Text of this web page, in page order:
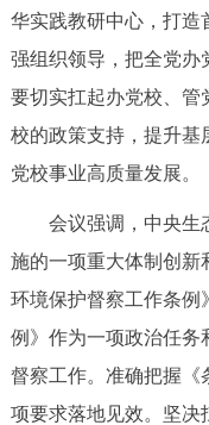
华实践教研中心，打造
强组织领导，把全党办
要切实扛起办党校、管
校的政策支持，提升基
党校事业高质量发展。
会议强调，中央生
施的一项重大体制创新
环境保护督察工作条例
例》作为一项政治任务
督察工作。准确把握《
项要求落地见效。坚决